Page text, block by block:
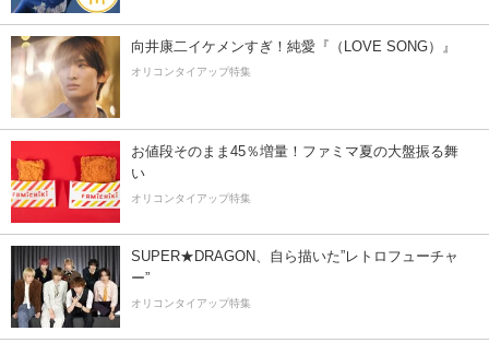
向井康二イケメンすぎ！純愛『（LOVE SONG）』
オリコンタイアップ特集
お値段そのまま45％増量！ファミマ夏の大盤振る舞
い
オリコンタイアップ特集
SUPER★DRAGON、自ら描いた”レトロフューチャ
ー”
オリコンタイアップ特集